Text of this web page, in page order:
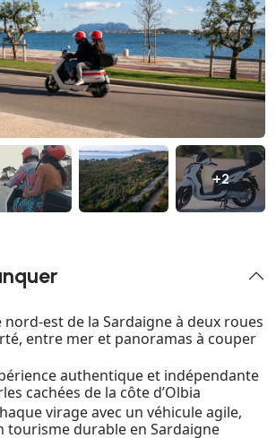
+2
nord-est de la Sardaigne à deux roues
entre mer et panoramas à couper
authentique et indépendante
cachées de la côte d’Olbia
virage avec un véhicule agile,
tourisme durable en Sardaigne